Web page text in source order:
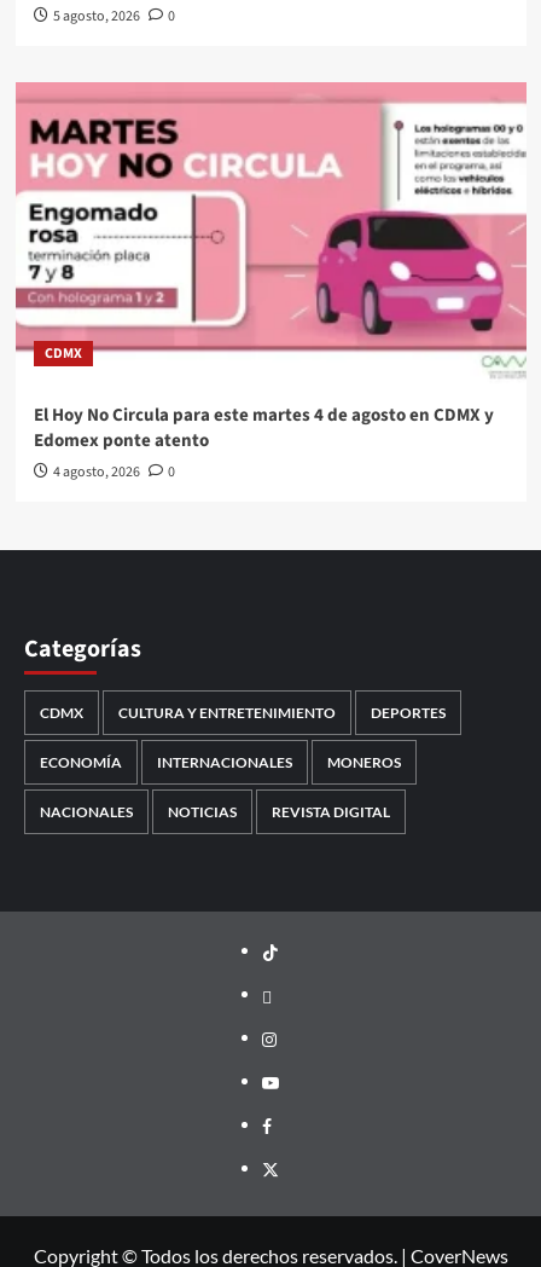
5 agosto, 2026 0
CDMX
El Hoy No Circula para este martes 4 de agosto en CDMX y
Edomex ponte atento
4 agosto, 2026 0
Categorías
CDMX CULTURA Y ENTRETENIMIENTO DEPORTES
ECONOMÍA INTERNACIONALES MONEROS
NACIONALES NOTICIAS REVISTA DIGITAL
TikTok
threads
Instagram
Youtube
Facebook
X
Copyright © Todos los derechos reservados. | CoverNews